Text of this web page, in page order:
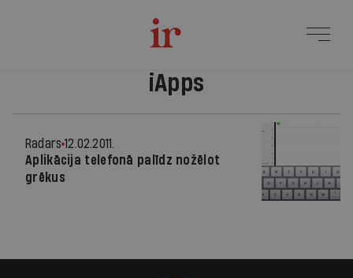
iApps
Radars 12.02.2011.
Aplikācija telefonā palīdz nožēlot
grēkus